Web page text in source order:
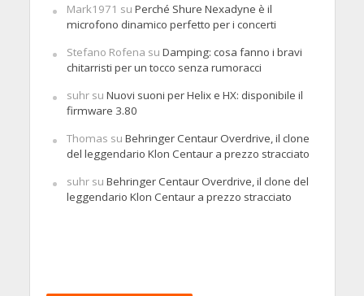
Mark1971 su Perché Shure Nexadyne è il
microfono dinamico perfetto per i concerti
Stefano Rofena su Damping: cosa fanno i bravi
chitarristi per un tocco senza rumoracci
suhrsu Nuovi suoni per Helix e HX: disponibile il
firmware 3.80
Thomas su Behringer Centaur Overdrive, il clone
del leggendario Klon Centaur a prezzo stracciato
suhrsu Behringer Centaur Overdrive, il clone del
leggendario Klon Centaur a prezzo stracciato